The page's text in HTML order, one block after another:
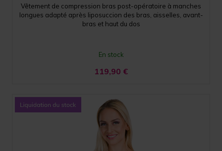
Vêtement de compression bras post-opératoire à manches
longues adapté après liposuccion des bras, aisselles, avant-
bras et haut du dos
En stock
119,90 €